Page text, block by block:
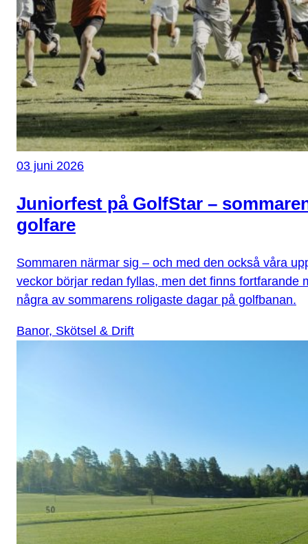
03 juni 2026
Juniorfest på GolfStar –
golfare
Sommaren närmar sig – och med den också våra
veckor börjar redan fyllas, men det finns fortfarande
några av sommarens roligaste dagar på golfbanan.
Banor, Skötsel & Drift